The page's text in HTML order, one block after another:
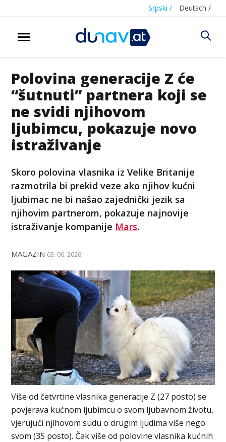
Srpski / Deutsch /
Polovina generacije Z će
“šutnuti” partnera koji se
ne svidi njihovom
ljubimcu, pokazuje novo
istraživanje
Skoro polovina vlasnika iz Velike Britanije
razmotrila bi prekid veze ako njihov kućni
ljubimac ne bi našao zajednički jezik sa
njihovim partnerom, pokazuje najnovije
istraživanje kompanije Mars.
MAGAZIN 03. 06. 2026.
Više od četvrtine vlasnika generacije Z (27 posto) se
povjerava kućnom ljubimcu o svom ljubavnom životu,
vjerujući njihovom sudu o drugim ljudima više nego
svom (35 posto). Čak više od polovine vlasnika kućnih